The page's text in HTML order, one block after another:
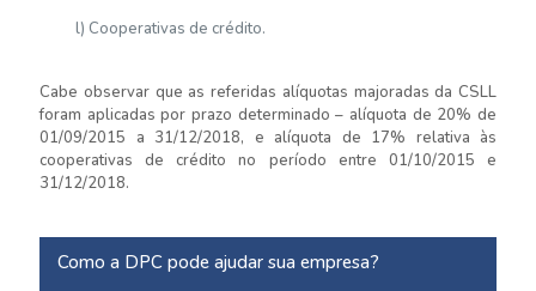
l) Cooperativas de crédito.
Cabe observar que as referidas alíquotas majoradas da CSLL
foram aplicadas por prazo determinado – alíquota de 20% de
01/09/2015 a 31/12/2018, e alíquota de 17% relativa às
cooperativas de crédito no período entre 01/10/2015 e
31/12/2018.
Como a DPC pode ajudar sua empresa?